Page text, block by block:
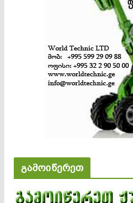
გამოიწერეთ